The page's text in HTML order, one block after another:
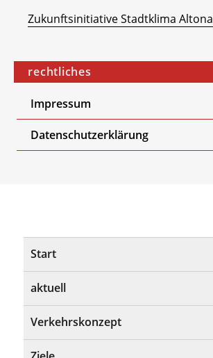
Zukunftsinitiative Stadtklima Altona
rechtliches
Impressum
Datenschutzerklärung
Start
aktuell
Verkehrskonzept